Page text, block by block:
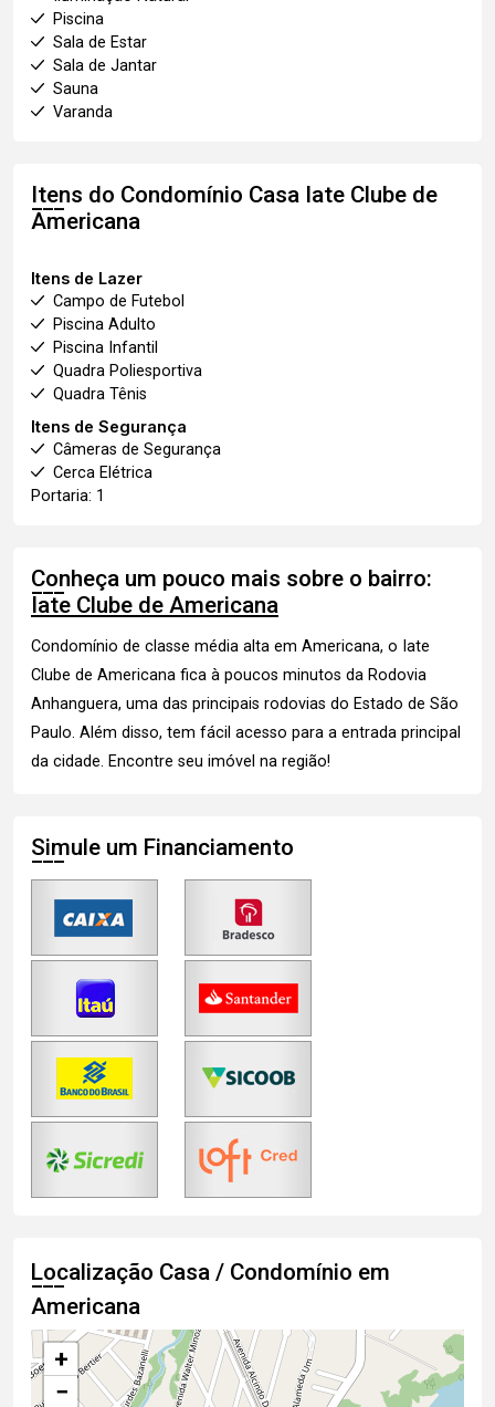
Piscina
Sala de Estar
Sala de Jantar
Sauna
Varanda
Itens do Condomínio Casa Iate Clube de
Americana
Itens de Lazer
Campo de Futebol
Piscina Adulto
Piscina Infantil
Quadra Poliesportiva
Quadra Tênis
Itens de Segurança
Câmeras de Segurança
Cerca Elétrica
Portaria: 1
Conheça um pouco mais sobre o bairro:
Iate Clube de Americana
Condomínio de classe média alta em Americana, o Iate
Clube de Americana fica à poucos minutos da Rodovia
Anhanguera, uma das principais rodovias do Estado de São
Paulo. Além disso, tem fácil acesso para a entrada principal
da cidade. Encontre seu imóvel na região!
Simule um Financiamento
Localização Casa / Condomínio em
Americana
+
−